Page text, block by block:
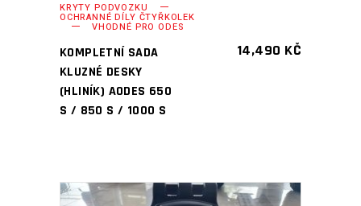
KRYTY PODVOZKU
OCHRANNÉ DÍLY ČTYŘKOLEK
VHODNÉ PRO ODES
KOMPLETNÍ SADA
KLUZNÉ DESKY
(HLINÍK) AODES 650
S / 850 S / 1000 S
14,490 KČ